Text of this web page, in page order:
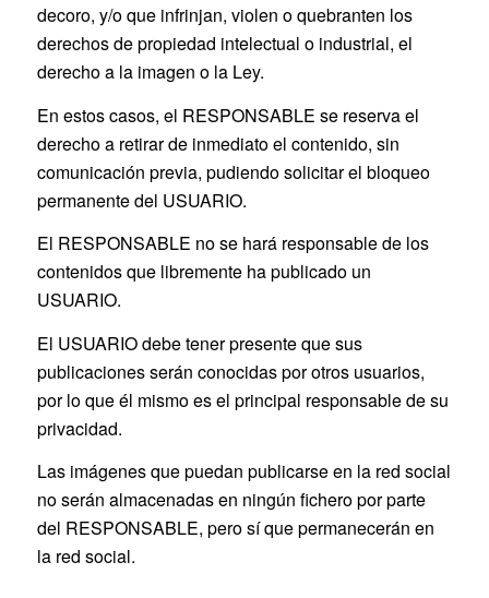
decoro, y/o que infrinjan, violen o quebranten los
derechos de propiedad intelectual o industrial, el
derecho a la imagen o la Ley.
En estos casos, el RESPONSABLE se reserva el
derecho a retirar de inmediato el contenido, sin
comunicación previa, pudiendo solicitar el bloqueo
permanente del USUARIO.
El RESPONSABLE no se hará responsable de los
contenidos que libremente ha publicado un
USUARIO.
El USUARIO debe tener presente que sus
publicaciones serán conocidas por otros usuarios,
por lo que él mismo es el principal responsable de su
privacidad.
Las imágenes que puedan publicarse en la red social
no serán almacenadas en ningún fichero por parte
del RESPONSABLE, pero sí que permanecerán en
la red social.